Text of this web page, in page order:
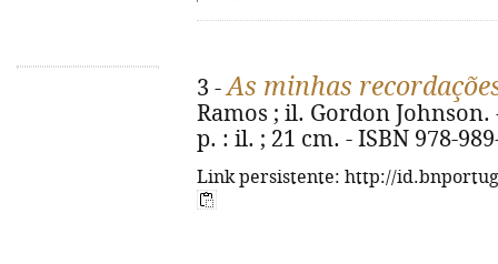
3 -As minhas
Ramos ; il. Gordon Johnson.
p. : il. ; 21 cm. - ISBN 978-
Link persistente: http://